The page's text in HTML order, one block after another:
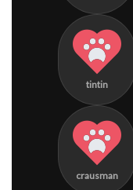
tintin
crausman